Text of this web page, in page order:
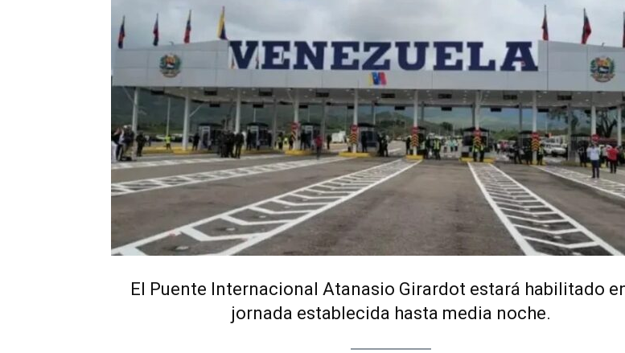
El Puente Internacional Atanasio Girardot estará habilitado
jornada establecida hasta media noche.